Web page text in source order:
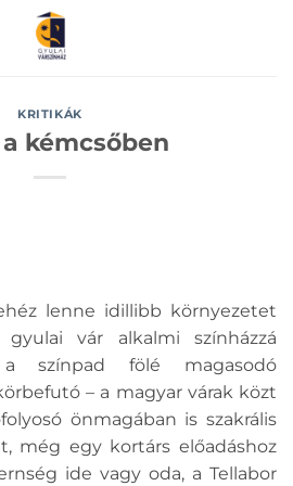
KRITIKÁK
kémcsőben
lenne idillibb környezetet
vár alkalmi színházzá
színpad fölé magasodó
– a magyar várak közt
önmagában is szakrális
még egy kortárs előadáshoz
ide vagy oda, a Tellabor